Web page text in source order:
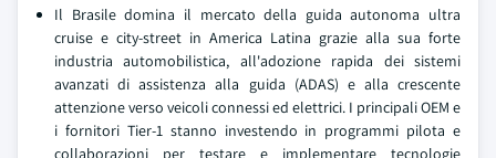
Il Brasile domina il mercato della guida autonoma ultra
cruise e city-street in America Latina grazie alla sua forte
industria automobilistica, all'adozione rapida dei sistemi
avanzati di assistenza alla guida (ADAS) e alla crescente
attenzione verso veicoli connessi ed elettrici. I principali OEM e
i fornitori Tier-1 stanno investendo in programmi pilota e
collaborazioni per testare e implementare tecnologie